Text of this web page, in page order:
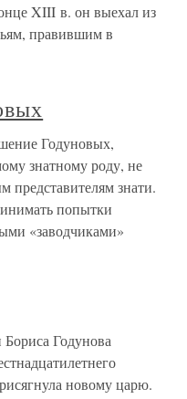
XIII в. он выехал из
правившим в
Годуновых,
знатному роду, не
представителям знати.
попытки
«заводчиками»
Годунова
новому царю.